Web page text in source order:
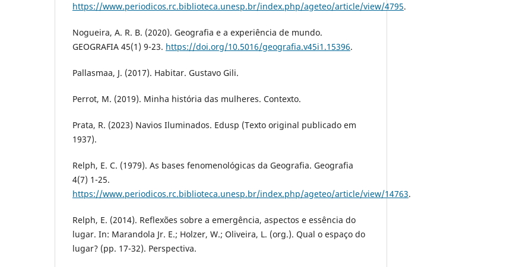
https://www.periodicos.rc.biblioteca.unesp.br/index.php/ageteo/article/view/4795.
Nogueira, A. R. B. (2020). Geografia e a experiência de mundo.
GEOGRAFIA 45(1) 9-23. https://doi.org/10.5016/geografia.v45i1.15396.
Pallasmaa, J. (2017). Habitar. Gustavo Gili.
Perrot, M. (2019). Minha história das mulheres. Contexto.
Prata, R. (2023) Navios Iluminados. Edusp (Texto original publicado em
1937).
Relph, E. C. (1979). As bases fenomenológicas da Geografia. Geografia
4(7) 1-25.
https://www.periodicos.rc.biblioteca.unesp.br/index.php/ageteo/article/view/14763.
Relph, E. (2014). Reflexões sobre a emergência, aspectos e essência do
lugar. In: Marandola Jr. E.; Holzer, W.; Oliveira, L. (org.). Qual o espaço do
lugar? (pp. 17-32). Perspectiva.